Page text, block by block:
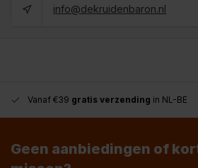
info@dekruidenbaron.nl
Vanaf €39 gratis verzending in NL-BE
Geen aanbiedingen of